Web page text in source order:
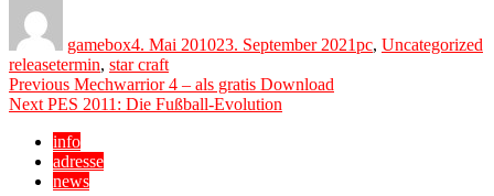
gamebox4. Mai 201023. September 2021pc, Uncategorized
releasetermin, star craft
Beitragsnavigation
Previous Previous
post:
Mechwarrior 4 – als gratis Download
Next Next
PES 2011: Die Fußball-Evolution
info
adresse
news